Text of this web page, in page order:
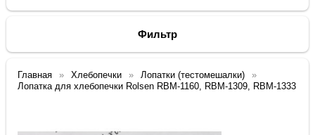
Фильтр
Главная Хлебопечки
Лопатки (тестомешалки)
Лопатка для хлебопечки Rolsen RBM-1160, RBM-1309, RBM-1333